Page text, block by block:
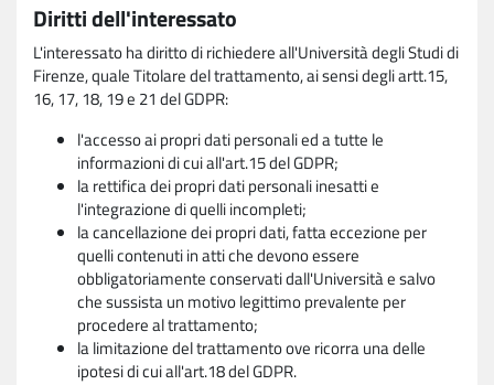
Diritti dell'interessato
L'interessato ha diritto di richiedere all'Università degli Studi di
Firenze, quale Titolare del trattamento, ai sensi degli artt.15,
16, 17, 18, 19 e 21 del GDPR:
l'accesso ai propri dati personali ed a tutte le
informazioni di cui all'art.15 del GDPR;
la rettifica dei propri dati personali inesatti e
l'integrazione di quelli incompleti;
la cancellazione dei propri dati, fatta eccezione per
quelli contenuti in atti che devono essere
obbligatoriamente conservati dall'Università e salvo
che sussista un motivo legittimo prevalente per
procedere al trattamento;
la limitazione del trattamento ove ricorra una delle
ipotesi di cui all'art.18 del GDPR.